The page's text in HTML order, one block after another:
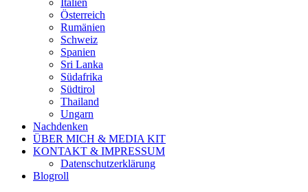
Österreich
Rumänien
Schweiz
Spanien
Sri Lanka
Südafrika
Südtirol
Thailand
Ungarn
Nachdenken
ÜBER MICH & MEDIA KIT
KONTAKT & IMPRESSUM
Datenschutzerklärung
Blogroll